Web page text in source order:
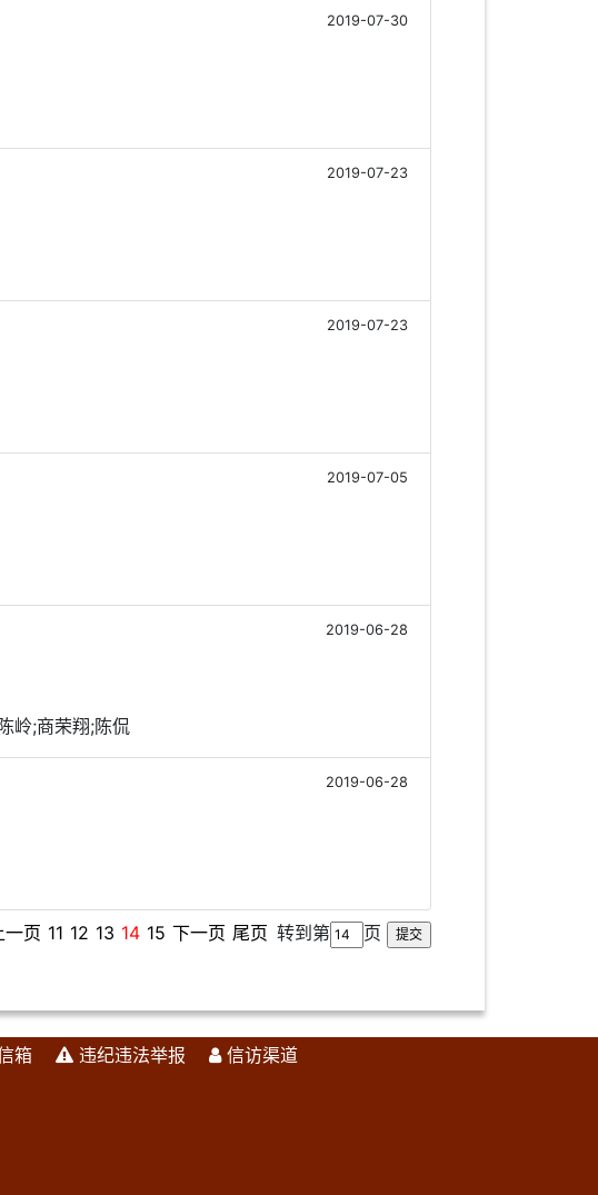
2019-07-30
2019-07-23
2019-07-23
2019-07-05
2019-06-28
岭;商荣翔;陈侃
2019-06-28
一页 11 12 13 14 15 下一页 尾页 转到第 页
箱 违纪违法举报 信访渠道